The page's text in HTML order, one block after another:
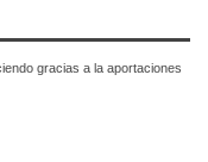
gracias a la aportaciones